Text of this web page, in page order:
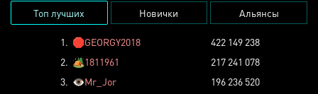
Топ лучших Новички Альянсы
1. 🛑GEORGY2018
422 149 238
2. 🏕️1811961
217 241 078
3. 👁️Mr_Jor
196 236 520